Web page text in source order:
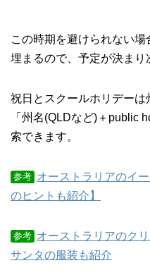
この時期を避けられない
埋まるので、予定が決まり
祝日とスクールホリデーは
「州名(QLDなど)＋public
索できます。
参考 オーストラリアのイ
のヒントも紹介】
参考 オーストラリアのク
サンタの服装も紹介